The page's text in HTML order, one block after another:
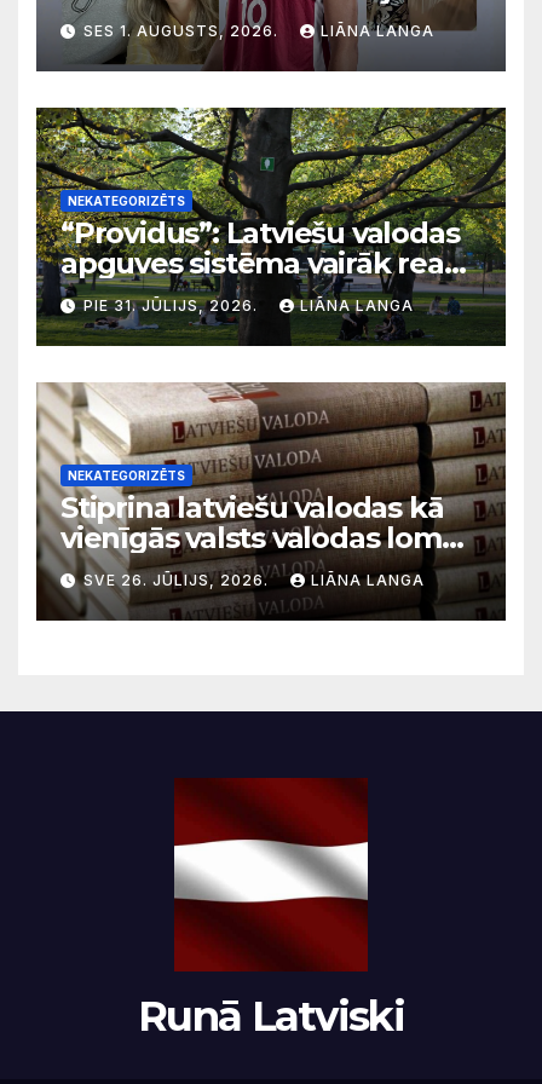
svarīgi, lai bērni apgūst
latviešu valodu
SES 1. AUGUSTS, 2026. LIĀNA LANGA
NEKATEGORIZĒTS
“Providus”: Latviešu valodas
apguves sistēma vairāk reaģē
uz krīzēm nekā ilgtermiņa
migrācijas tendencēm
PIE 31. JŪLIJS, 2026. LIĀNA LANGA
NEKATEGORIZĒTS
Stiprina latviešu valodas kā
vienīgās valsts valodas lomu
sabiedriskajos medijos
SVE 26. JŪLIJS, 2026. LIĀNA LANGA
Runā Latviski